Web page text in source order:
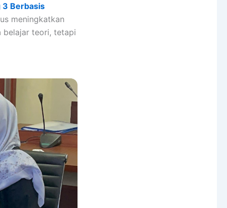
3 Berbasis
meningkatkan
belajar teori, tetapi